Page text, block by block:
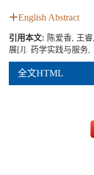
English Abstract
引用本文: 陈爱香, 王
展[J]. 药学实践与服务,
全文HTML